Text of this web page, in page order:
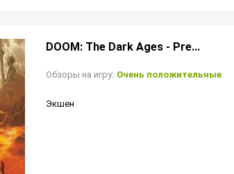
DOOM: The Dark Ages - Pre...
Обзоры на игру: Очень положительные
Экшен